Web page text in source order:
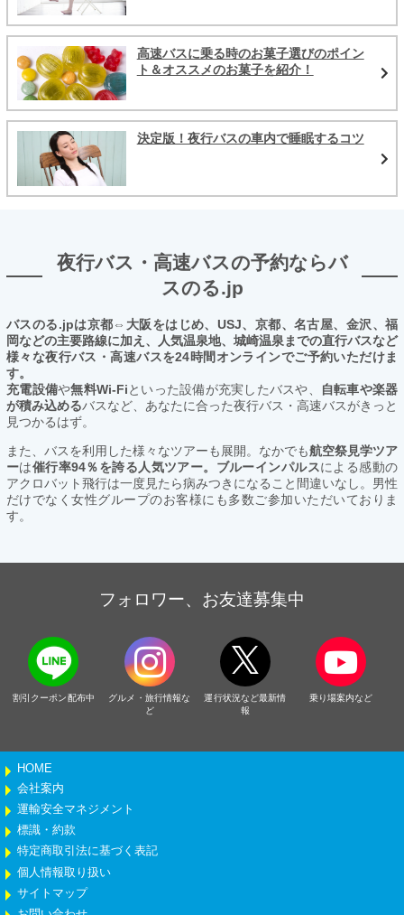
高速バスに乗る時のお菓子選びのポイン
ト＆オススメのお菓子を紹介！
決定版！夜行バスの車内で睡眠するコツ
夜行バス・高速バスの予約ならバ
スのる.jp
バスのる.jpは京都⇔大阪をはじめ、USJ、京都、名古屋、金沢、福
岡などの主要路線に加え、人気温泉地、城崎温泉までの直行バスなど
様々な夜行バス・高速バスを24時間オンラインでご予約いただけま
す。
充電設備や無料Wi-Fiといった設備が充実したバスや、
自転車や楽器
が積み込めるバスなど、あなたに合った夜行バス・高速バスがきっと
見つかるはず。
また、バスを利用した様々なツアーも展開。なかでも航空祭見学ツア
ーは催行率94％を誇る人気ツアー。ブルーインパルスによる感動の
アクロバット飛行は一度見たら病みつきになること間違いなし。男性
だけでなく女性グループのお客様にも多数ご参加いただいておりま
す。
フォロワー、お友達募集中
割引クーポン配布中
グルメ・旅行情報な
ど
運行状況など最新情
報
乗り場案内など
HOME
会社案内
運輸安全マネジメント
標識・約款
特定商取引法に基づく表記
個人情報取り扱い
サイトマップ